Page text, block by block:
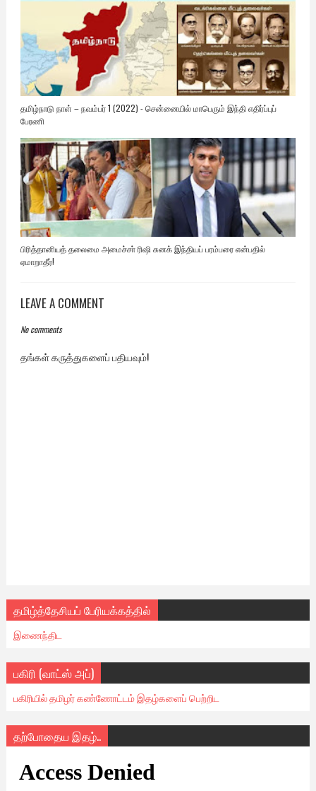
தமிழ்நாடு நாள் – நவம்பர் 1 (2022) - சென்னையில் மாபெரும் இந்தி எதிர்ப்புப்
பேரணி
பிரித்தானியத் தலைமை அமைச்சா் ரிஷி சுனக் இந்தியப் பரம்பரை என்பதில்
ஏமாறாதீர்!
LEAVE A COMMENT
No comments
தங்கள் கருத்துகளைப் பதியவும்!
தமிழ்த்தேசியப் பேரியக்கத்தில்
இணைந்திட
பகிரி (வாட்ஸ் அப்)
பகிரியில் தமிழர் கண்ணோட்டம் இதழ்களைப் பெற்றிட
தற்போதைய இதழ்..